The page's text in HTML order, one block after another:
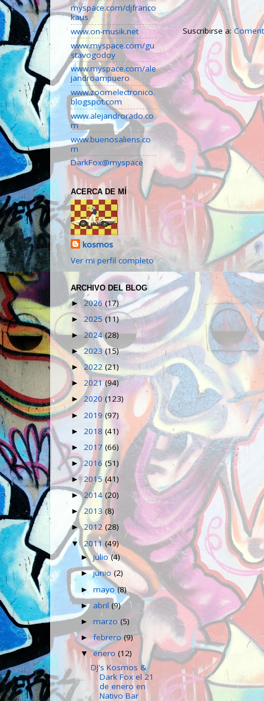
Suscribirse a:
myspace.com/djfranco
kaus
www.on-musik.net
www.myspace.com/gu
stavogodoy
www.myspace.com/ale
jandroampuero
www.zoomelectronico.
blogspot.com
www.alejandrorado.co
m
www.buenosaliens.co
m
DarkFox@myspace
ACERCA DE MÍ
kosmos
Ver mi perfil completo
ARCHIVO DEL BLOG
► 2026(17)
► 2025(11)
► 2024(28)
► 2023(15)
►2022(21)
► 2021(94)
►2020(123)
► 2019(97)
► 2018 (41)
► 2017 (66)
► 2016 (51)
►2015(41)
►2014 (20)
► 2013 (8)
►2012(28)
▼2011 (49)
►julio(4)
►junio(2)
►mayo(8)
► abril(9)
►marzo(5)
►febrero(9)
▼enero(12)
DJ's Kosmos &
Dark Fox el 21
de enero en
Nativo Bar